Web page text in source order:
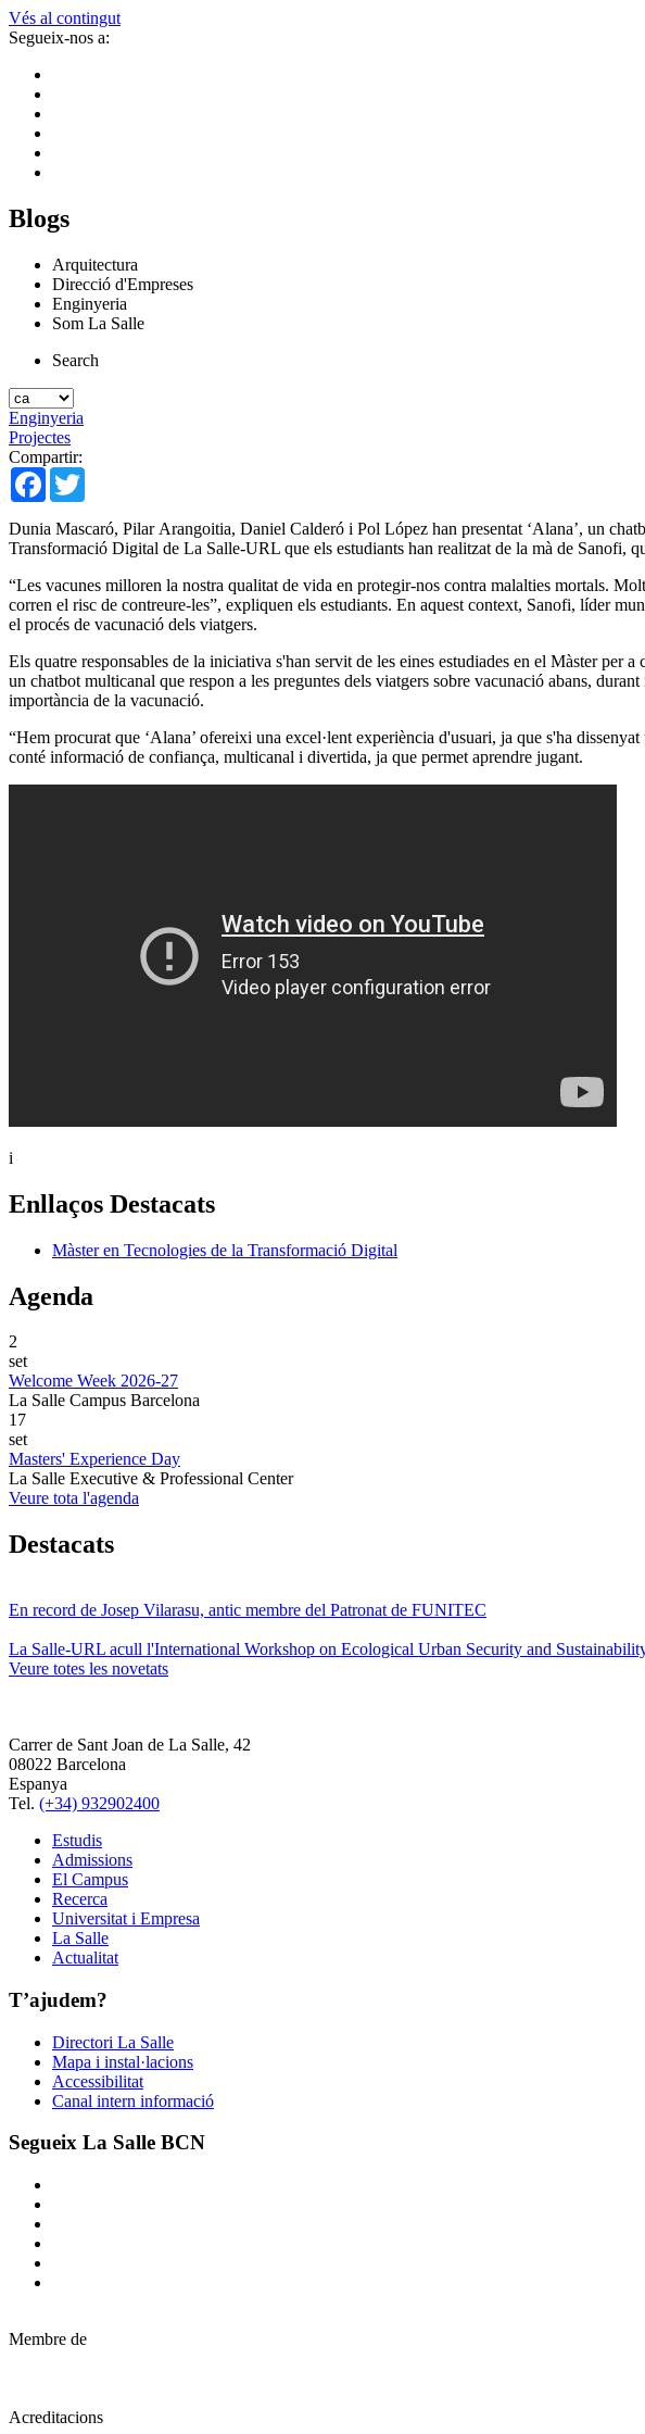
Vés al contingut
Segueix-nos a:
Blogs
Arquitectura
Direcció d'Empreses
Enginyeria
Som La Salle
Search
Enginyeria
Projectes
Compartir:
Facebook
Dunia Mascaró, Pilar Arangoitia, Daniel Calderó i Pol López han presentat ‘Alana’, un
Transformació Digital de La Salle-URL que els estudiants han realitzat de la mà de Sanofi,
“Les vacunes milloren la nostra qualitat de vida en protegir-nos contra malalties mortals.
corren el risc de contreure-les”, expliquen els estudiants. En aquest context, Sanofi, líder
el procés de vacunació dels viatgers.
Els quatre responsables de la iniciativa s'han servit de les eines estudiades en el Màster per
un chatbot multicanal que respon a les preguntes dels viatgers sobre vacunació abans,
importància de la vacunació.
“Hem procurat que ‘Alana’ ofereixi una excel·lent experiència d'usuari, ja que s'ha
conté informació de confiança, multicanal i divertida, ja que permet aprendre jugant.
i
Enllaços Destacats
Màster en Tecnologies de la Transformació Digital
Agenda
2
set
Welcome Week 2026-27
La Salle Campus Barcelona
17
set
Masters' Experience Day
La Salle Executive & Professional Center
Veure tota l'agenda
Destacats
En record de Josep Vilarasu, antic membre del Patronat de FUNITEC
La Salle-URL acull l'International Workshop on Ecological Urban Security and
Veure totes les novetats
Carrer de Sant Joan de La Salle, 42
08022 Barcelona
Espanya
Tel. (+34) 932902400
Estudis
Admissions
El Campus
Recerca
Universitat i Empresa
La Salle
Actualitat
T’ajudem?
Directori La Salle
Mapa i instal·lacions
Accessibilitat
Canal intern informació
Segueix La Salle BCN
Membre de
Acreditacions